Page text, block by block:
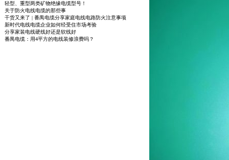
轻型、重型两类矿物绝缘电缆型号！
关于防火电线电缆的那些事
干货又来了 | 番禺电缆分享家庭电线电路防火注意事项
新时代电线电缆企业如何经受住市场考验
分享家装电线硬线好还是软线好
番禺电缆：用4平方的电线装修浪费吗？